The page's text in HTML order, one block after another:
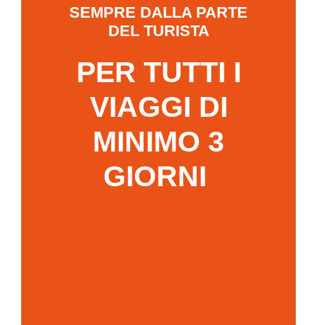
SEMPRE DALLA PARTE
DEL TURISTA
PER TUTTI I
VIAGGI DI
MINIMO 3
GIORNI